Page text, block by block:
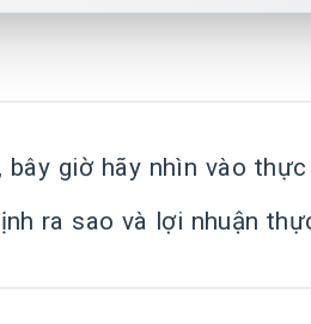
bây giờ hãy nhìn vào
ra sao và lợi nhuận